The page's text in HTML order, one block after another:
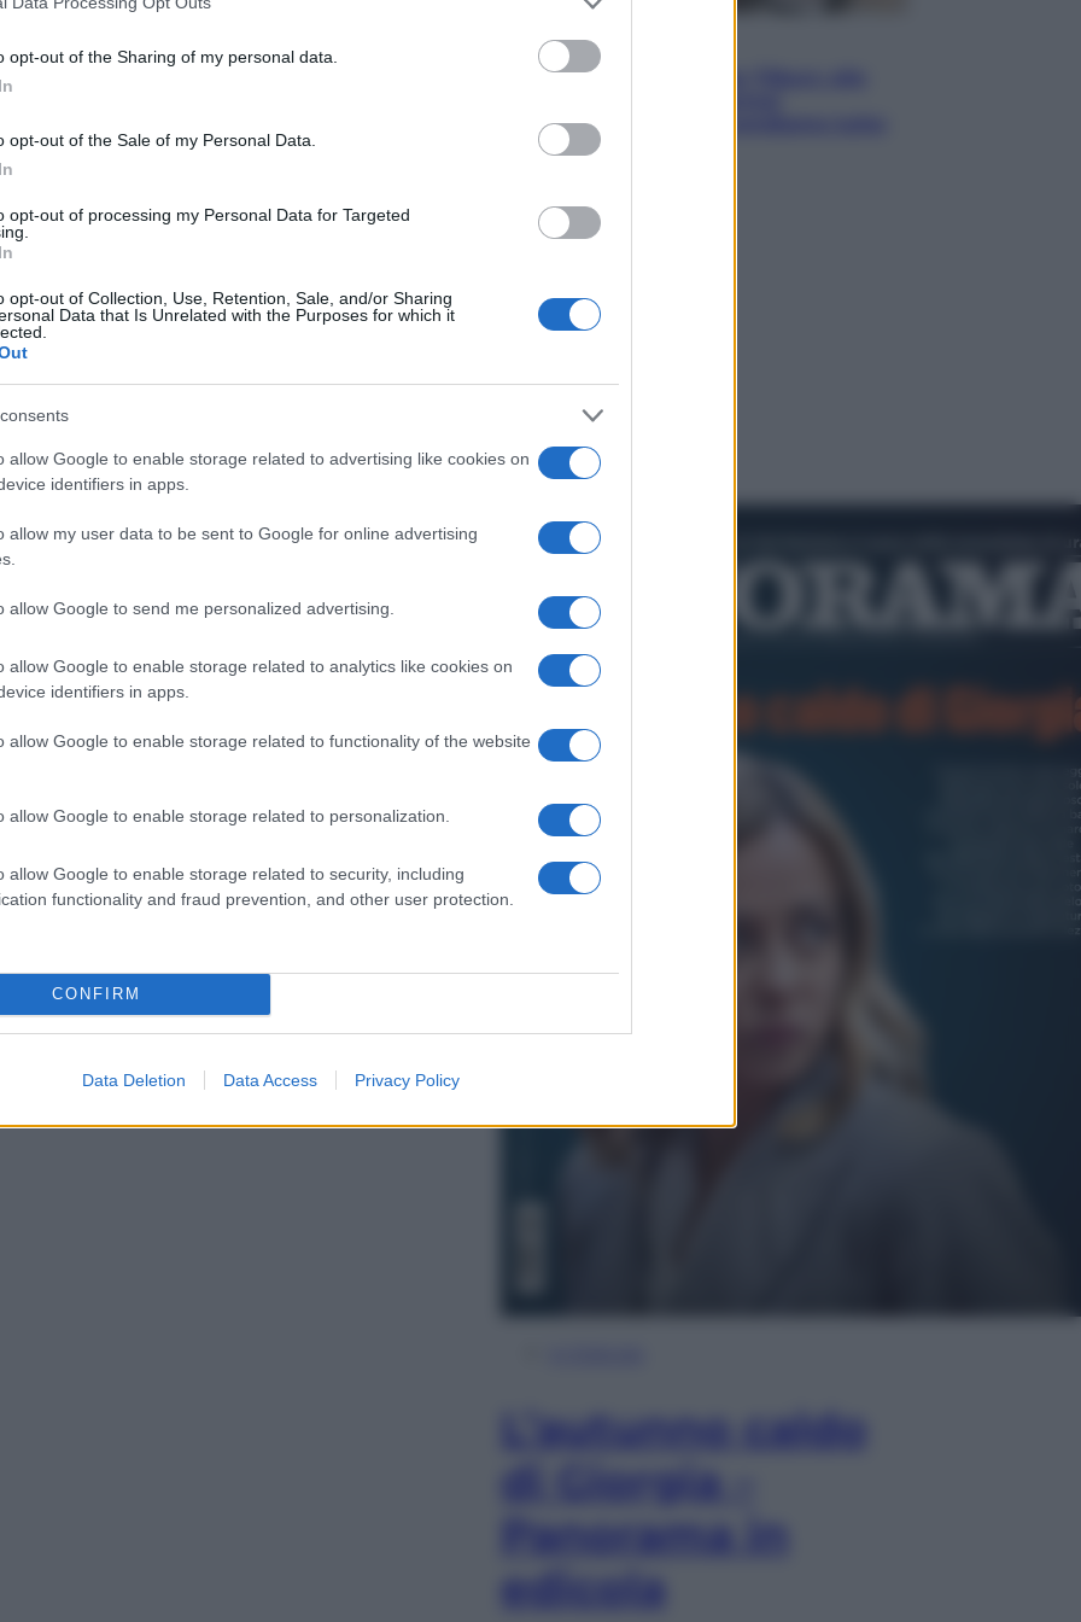
including but not limited to your visit or usage behaviour. You may click to grant or
to Google and its third-party tags to use your data for below specified purposes
consent section.
opt-out of the Sharing of my personal data.
opt-out of the Sale of my Personal Data.
opt-out of processing my Personal Data for Targeted
opt-out of Collection, Use, Retention, Sale, and/or Sharing
Data that Is Unrelated with the Purposes for which it
allow Google to enable storage related to advertising like cookies on
identifiers in apps.
allow my user data to be sent to Google for online advertising
allow Google to send me personalized advertising.
allow Google to enable storage related to analytics like cookies on
identifiers in apps.
allow Google to enable storage related to functionality of the website
allow Google to enable storage related to personalization.
allow Google to enable storage related to security, including
functionality and fraud prevention, and other user protection.
CONFIRM
Data Deletion Data Access Privacy Policy
la gara per i diritti tv del triennio 2016-
Oltremanica e che ha creato non poche
che per primo ha avviato la tradizione
lunedì sera che è stata poi copiata anche da
live 168 partite a stagione contro le 154
offerte più consistenti, anche perchè il
consente di trasmettere in diretta tutti gli
di protezione per le politiche di richiamo negli
Ora, però, tranne in occasione delle pause delle
Champions League ed Europa League, lo
League ha incassato 3,018 miliardi di sterline
Lifestyle
Dal blush Charlotte Tilbury alle
collezioniamo e rivendiamo tutto
L’autunno caldo
di Giorgia –
Panorama in
edicola